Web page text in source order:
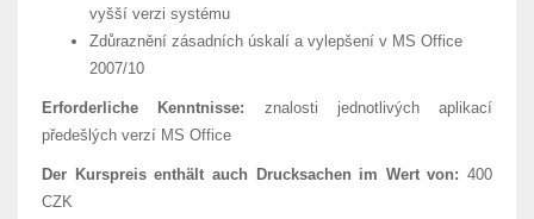
vyšší verzi systému
Zdůraznění zásadních úskalí a vylepšení v MS Office
2007/10
Erforderliche Kenntnisse: znalosti jednotlivých aplikací
předešlých verzí MS Office
Der Kurspreis enthält auch Drucksachen im Wert von: 400
CZK